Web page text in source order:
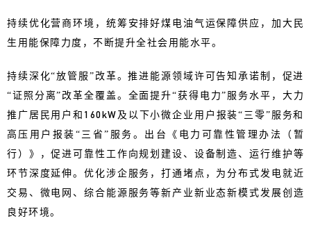
持续优化营商环境，统筹安排好煤电油气运保障供应，加大民
生用能保障力度，不断提升全社会用能水平。
持续深化“放管服”改革。推进能源领域许可告知承诺制，促进
“证照分离”改革全覆盖。全面提升“获得电力”服务水平，大力
推广居民用户和160kW及以下小微企业用户报装“三零”服务和
高压用户报装“三省”服务。出台《电力可靠性管理办法（暂
行）》，促进可靠性工作向规划建设、设备制造、运行维护等
环节深度延伸。优化涉企服务，打通堵点，为分布式发电就近
交易、微电网、综合能源服务等新产业新业态新模式发展创造
良好环境。